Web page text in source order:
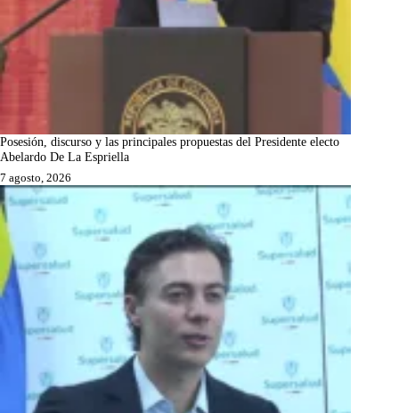
Posesión, discurso y las principales propuestas del Presidente electo
Abelardo De La Espriella
7 agosto, 2026